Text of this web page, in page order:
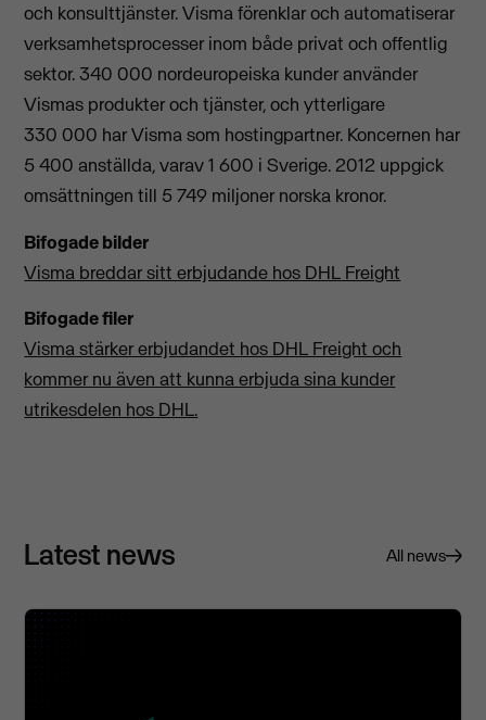
och konsulttjänster. Visma förenklar och automatiserar
verksamhetsprocesser inom både privat och offentlig
sektor. 340 000 nordeuropeiska kunder använder
Vismas produkter och tjänster, och ytterligare
330 000 har Visma som hostingpartner. Koncernen har
5 400 anställda, varav 1 600 i Sverige. 2012 uppgick
omsättningen till 5 749 miljoner norska kronor.
Bifogade bilder
Visma breddar sitt erbjudande hos DHL Freight
Bifogade filer
Visma stärker erbjudandet hos DHL Freight och
kommer nu även att kunna erbjuda sina kunder
utrikesdelen hos DHL.
Latest news All news